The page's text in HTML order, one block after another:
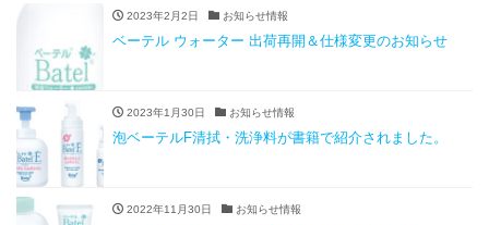
2023年2月2日 お知らせ情報
ベーテル ウォーター 出荷再開＆仕様変更のお知らせ
2023年1月30日 お知らせ情報
泡ベーテルF清拭・洗浄料が書籍で紹介されました。
2022年11月30日 お知らせ情報